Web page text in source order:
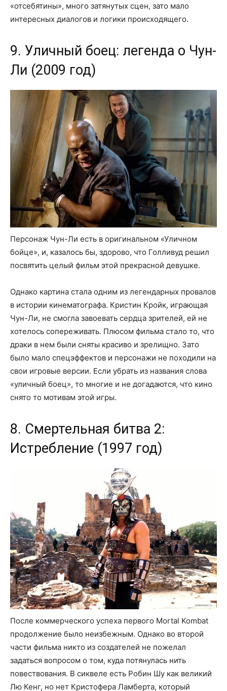
«отсебятины», много затянутых сцен, зато мало
интересных диалогов и логики происходящего.
9. Уличный боец: легенда о Чун-
Ли (2009 год)
Персонаж Чун-Ли есть в оригинальном «Уличном
бойце», и, казалось бы, здорово, что Голливуд решил
посвятить целый фильм этой прекрасной девушке.
Однако картина стала одним из легендарных провалов
в истории кинематографа. Кристин Кройк, играющая
Чун-Ли, не смогла завоевать сердца зрителей, ей не
хотелось сопереживать. Плюсом фильма стало то, что
драки в нем были сняты красиво и зрелищно. Зато
было мало спецэффектов и персонажи не походили на
свои игровые версии. Если убрать из названия слова
«уличный боец», то многие и не догадаются, что кино
снято то мотивам этой игры.
8. Смертельная битва 2:
Истребление (1997 год)
После коммерческого успеха первого Mortal Kombat
продолжение было неизбежным. Однако во второй
части фильма никто из создателей не пожелал
задаться вопросом о том, куда потянулась нить
повествования. В сиквеле есть Робин Шу как великий
Лю Кенг, но нет Кристофера Ламберта, который